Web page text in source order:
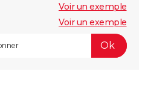
Voir un exemple
Voir un exemple